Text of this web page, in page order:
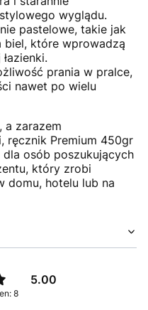
wyglądu.
pastelowe, takie jak
biel, które wprowadzą
prania w pralce,
nawet po wielu
a zarazem
ręcznik Premium 450gr
osób poszukujących
który zrobi
domu, hotelu lub na
5.00
8